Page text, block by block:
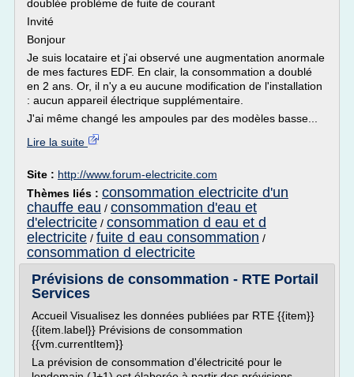
doublée problème de fuite de courant
Invité
Bonjour
Je suis locataire et j'ai observé une augmentation anormale
de mes factures EDF. En clair, la consommation a doublé
en 2 ans. Or, il n'y a eu aucune modification de l'installation
: aucun appareil électrique supplémentaire.
J'ai même changé les ampoules par des modèles basse...
Lire la suite
Site : http://www.forum-electricite.com
Thèmes liés : consommation electricite d'un
chauffe eau / consommation d'eau et
d'electricite / consommation d eau et d
electricite / fuite d eau consommation /
consommation d electricite
Prévisions de consommation - RTE Portail
Services
Accueil Visualisez les données publiées par RTE {{item}}
{{item.label}} Prévisions de consommation
{{vm.currentItem}}
La prévision de consommation d'électricité pour le